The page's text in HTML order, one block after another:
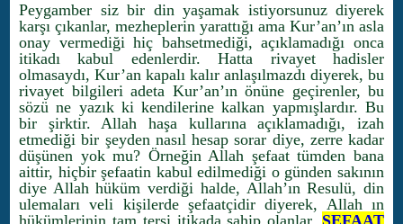
Peygamber siz bir din yaşamak istiyorsunuz diyerek
karşı çıkanlar, mezheplerin yarattığı ama Kur’an’ın asla
onay vermediği hiç bahsetmediği, açıklamadığı onca
itikadı kabul edenlerdir. Hatta rivayet hadisler
olmasaydı, Kur’an kapalı kalır anlaşılmazdı diyerek, bu
rivayet bilgileri adeta Kur’an’ın önüne geçirenler, bu
sözü ne yazık ki kendilerine kalkan yapmışlardır. Bu
bir şirktir. Allah haşa kullarına açıklamadığı, izah
etmediği bir şeyden nasıl hesap sorar diye, zerre kadar
düşünen yok mu? Örneğin Allah şefaat tümden bana
aittir, hiçbir şefaatin kabul edilmediği o günden sakının
diye Allah hüküm verdiği halde, Allah’ın Resulü, din
ulemaları veli kişilerde şefaatçidir diyerek, Allah ın
hükümlerinin tam tersi itikada sahip olanlar, ŞEFAAT